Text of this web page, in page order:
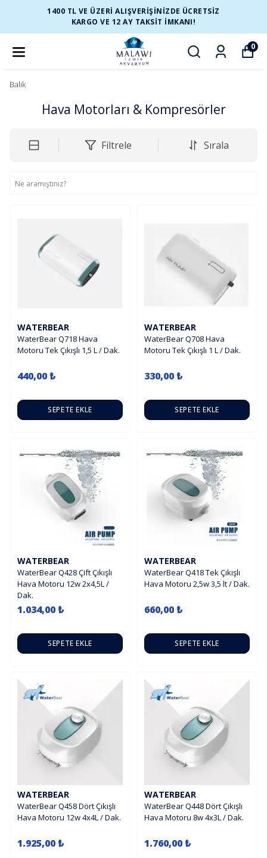
1400 TL VE ÜZERİ ALIŞVERİŞİNİZDE ÜCRETSİZ
KARGO VE 12 AY TAKSİT İMKANI!
0
Balık
Hava Motorları & Kompresörler
Filtrele Sırala
WATERBEAR
WaterBear Q718 Hava
Motoru Tek Çıkışlı 1,5 L / Dak.
440,00 ₺
SEPETE EKLE
WATERBEAR
WaterBear Q708 Hava
Motoru Tek Çıkışlı 1 L / Dak.
330,00 ₺
SEPETE EKLE
WATERBEAR
WaterBear Q428 Çift Çıkışlı
Hava Motoru 12w 2x4,5L /
Dak.
1.034,00 ₺
SEPETE EKLE
WATERBEAR
WaterBear Q418 Tek Çıkışlı
Hava Motoru 2,5w 3,5 lt / Dak.
660,00 ₺
SEPETE EKLE
WATERBEAR
WaterBear Q458 Dört Çıkışlı
Hava Motoru 12w 4x4L / Dak.
1.925,00 ₺
WATERBEAR
WaterBear Q448 Dört Çıkışlı
Hava Motoru 8w 4x3L / Dak.
1.760,00 ₺